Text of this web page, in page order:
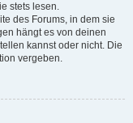
stets lesen.
des Forums, in dem sie
hängt es von deinen
kannst oder nicht. Die
vergeben.